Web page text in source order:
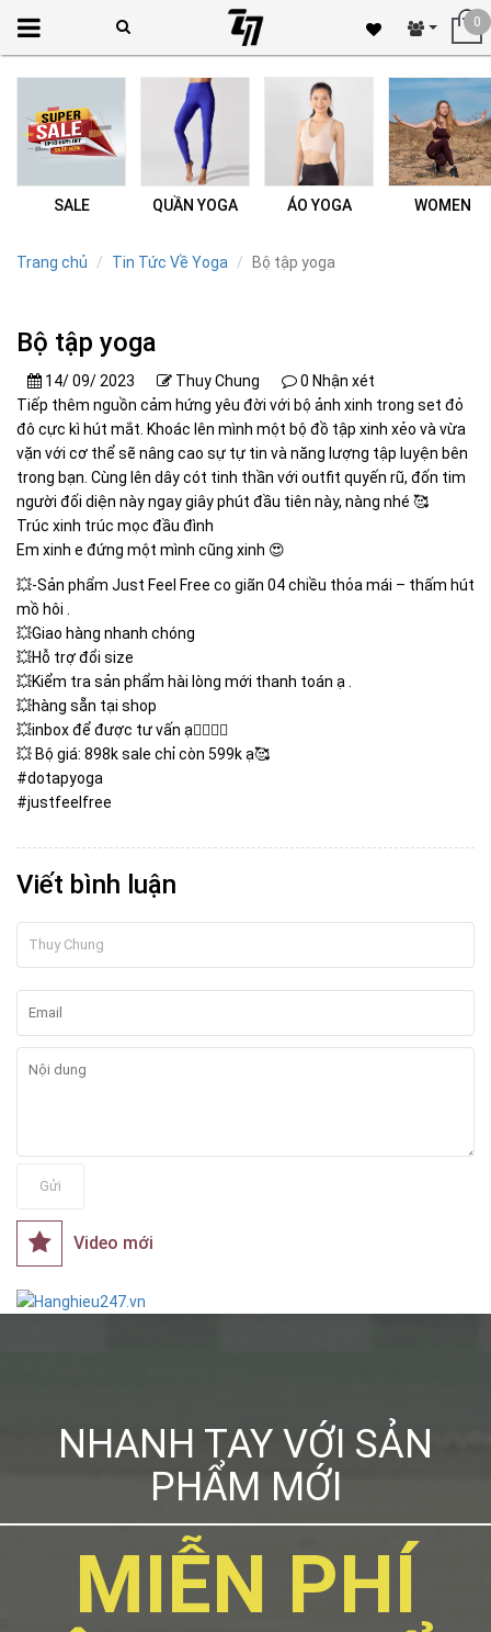
0
SALE QUẦN YOGA ÁO YOGA WOMEN
Trang chủ Tin Tức Về Yoga Bộ tập yoga
Bộ tập yoga
14/ 09/ 2023 Thuy Chung
0 Nhận xét
Tiếp thêm nguồn cảm hứng yêu đời với bộ ảnh xinh trong set đỏ
đô cực kì hút mắt. Khoác lên mình một bộ đồ tập xinh xẻo và vừa
vặn với cơ thể sẽ nâng cao sự tự tin và năng lượng tập luyện bên
trong bạn. Cùng lên dây cót tinh thần với outfit quyến rũ, đốn tim
người đối diện này ngay giây phút đầu tiên này, nàng nhé 🥰
Trúc xinh trúc mọc đầu đình
Em xinh e đứng một mình cũng xinh 😍
💥-Sản phẩm Just Feel Free co giãn 04 chiều thỏa mái – thấm hút
mồ hôi .
💥Giao hàng nhanh chóng
💥Hỗ trợ đổi size
💥Kiểm tra sản phẩm hài lòng mới thanh toán ạ .
💥hàng sẵn tại shop
💥inbox để được tư vấn ạ🤸‍♀️🤾‍♀️
💥 Bộ giá: 898k sale chỉ còn 599k ạ🥰
#dotapyoga
#justfeelfree
Viết bình luận
Gửi
Video mới
NHANH TAY VỚI SẢN
PHẨM MỚI
MIỄN PHÍ